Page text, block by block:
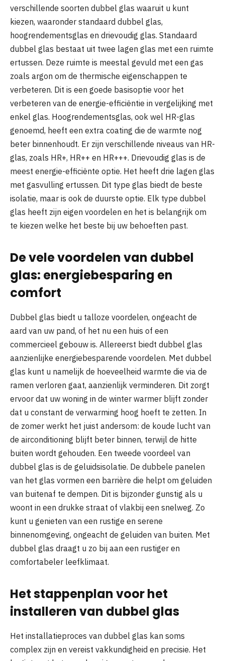
verschillende soorten dubbel glas waaruit u kunt
kiezen, waaronder standaard dubbel glas,
hoogrendementsglas en drievoudig glas. Standaard
dubbel glas bestaat uit twee lagen glas met een ruimte
ertussen. Deze ruimte is meestal gevuld met een gas
zoals argon om de thermische eigenschappen te
verbeteren. Dit is een goede basisoptie voor het
verbeteren van de energie-efficiëntie in vergelijking met
enkel glas. Hoogrendementsglas, ook wel HR-glas
genoemd, heeft een extra coating die de warmte nog
beter binnenhoudt. Er zijn verschillende niveaus van HR-
glas, zoals HR+, HR++ en HR+++. Drievoudig glas is de
meest energie-efficiënte optie. Het heeft drie lagen glas
met gasvulling ertussen. Dit type glas biedt de beste
isolatie, maar is ook de duurste optie. Elk type dubbel
glas heeft zijn eigen voordelen en het is belangrijk om
te kiezen welke het beste bij uw behoeften past.
De vele voordelen van dubbel
glas: energiebesparing en
comfort
Dubbel glas biedt u talloze voordelen, ongeacht de
aard van uw pand, of het nu een huis of een
commercieel gebouw is. Allereerst biedt dubbel glas
aanzienlijke energiebesparende voordelen. Met dubbel
glas kunt u namelijk de hoeveelheid warmte die via de
ramen verloren gaat, aanzienlijk verminderen. Dit zorgt
ervoor dat uw woning in de winter warmer blijft zonder
dat u constant de verwarming hoog hoeft te zetten. In
de zomer werkt het juist andersom: de koude lucht van
de airconditioning blijft beter binnen, terwijl de hitte
buiten wordt gehouden. Een tweede voordeel van
dubbel glas is de geluidsisolatie. De dubbele panelen
van het glas vormen een barrière die helpt om geluiden
van buitenaf te dempen. Dit is bijzonder gunstig als u
woont in een drukke straat of vlakbij een snelweg. Zo
kunt u genieten van een rustige en serene
binnenomgeving, ongeacht de geluiden van buiten. Met
dubbel glas draagt u zo bij aan een rustiger en
comfortabeler leefklimaat.
Het stappenplan voor het
installeren van dubbel glas
Het installatieproces van dubbel glas kan soms
complex zijn en vereist vakkundigheid en precisie. Het